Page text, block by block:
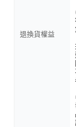
退換貨權益